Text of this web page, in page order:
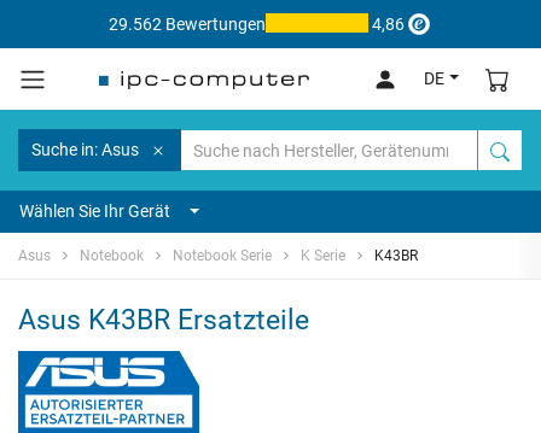
29.562 Bewertungen 4,86
DE
Suche in: Asus
Wählen Sie Ihr Gerät
Asus Notebook Notebook Serie K Serie K43BR
Asus K43BR Ersatzteile